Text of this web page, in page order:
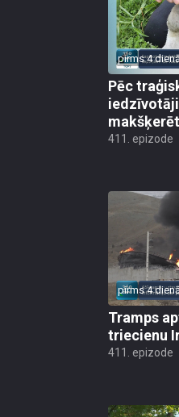
pirms 4
Pēc
411. epizode
pirms 4
Tramps
triecienu
411. epizode